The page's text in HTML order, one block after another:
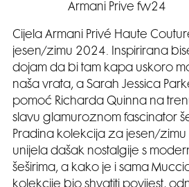
Armani Prive fw24
Cijela Armani Privé Haute
jesen/zimu 2024. Inspirirana
dojam da bi tam kapa uskoro
naša vrata, a Sarah Jessica
pomoć Richarda Quinna na
slavu glamuroznom fascinator
Pradina kolekcija za jesen/
unijela dašak nostalgije s
šeširima, a kako je i sama
kolekcije bio shvatiti povijest,